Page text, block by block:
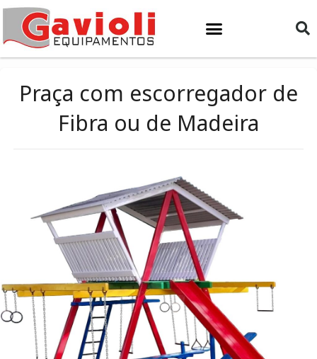
Ir
para
o
conteúdo
Praça com escorregador de
Fibra ou de Madeira